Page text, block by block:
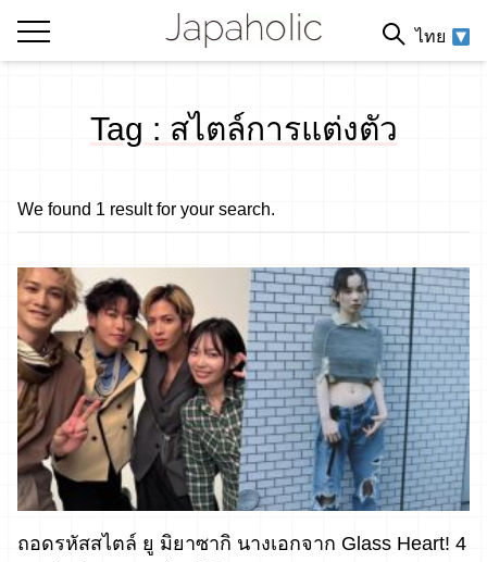
ไทย
Tag : สไตล์การแต่งตัว
We found 1 result for your search.
ถอดรหัสสไตล์ ยู มิยาซากิ นางเอกจาก Glass Heart! 4